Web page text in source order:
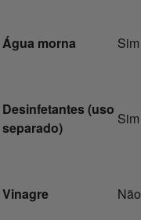
Água morna Sim
Desinfetantes (uso
separado)
Sim
Vinagre Não